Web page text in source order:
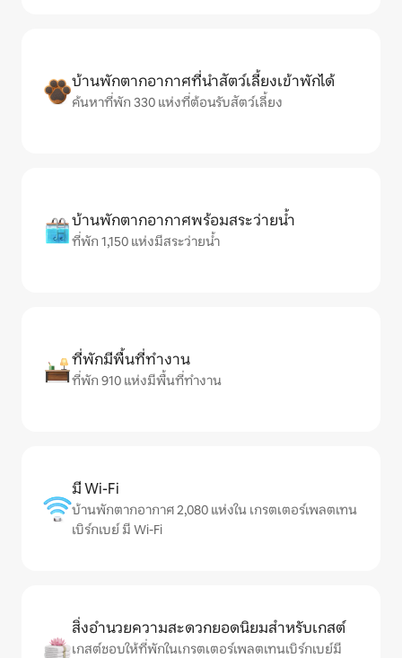
บ้านพักตากอากาศที่นำสัตว์เลี้ยงเข้าพักได้
ค้นหาที่พัก 330 แห่งที่ต้อนรับสัตว์เลี้ยง
บ้านพักตากอากาศพร้อมสระว่ายน้ำ
ที่พัก 1,150 แห่งมีสระว่ายน้ำ
ที่พักมีพื้นที่ทำงาน
ที่พัก 910 แห่งมีพื้นที่ทำงาน
มี Wi-Fi
บ้านพักตากอากาศ 2,080 แห่งใน เกรตเตอร์เพลตเทน
เบิร์กเบย์ มี Wi-Fi
สิ่งอำนวยความสะดวกยอดนิยมสำหรับเกสต์
เกสต์ชอบให้ที่พักในเกรตเตอร์เพลตเทนเบิร์กเบย์มี